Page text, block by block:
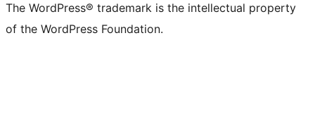
The WordPress® trademark is the intellectual property
of the WordPress Foundation.